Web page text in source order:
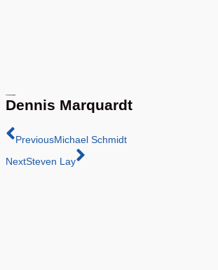
Dennis Marquardt
PreviousMichael Schmidt
NextSteven Lay